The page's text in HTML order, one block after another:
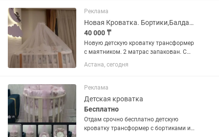
не использовали, так как ребенок не
спал в...
Реклама
Новая Кроватка. Бортики,Балдахин,устройство к Балдахину в ПОДАРОК,2 матрас
40 000 ₸
Новую детскую кроватку трансформер
с маятником. 2 матрас запакован. С
рождения до 3-х,4-х лет.
Балдахин,бортики,устройство к
Астана, сегодня
Реклама
Детская кроватка
Бесплатно
Отдам срочно бесплатно детскую
кроватку трансформер с бортиками и